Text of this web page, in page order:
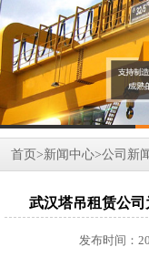
首页 >新闻中心>公司新
武汉塔吊租赁公
发布时间：